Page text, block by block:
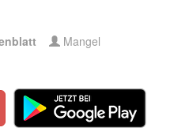
Mangel